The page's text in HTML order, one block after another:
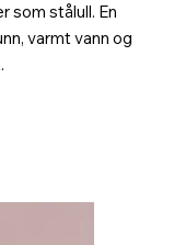
som stålull. En
varmt vann og